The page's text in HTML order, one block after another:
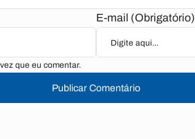
E-mail (Obrigatório)
que eu comentar.
Publicar Comentário